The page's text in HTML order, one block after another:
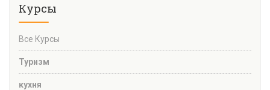
Курсы
Все Курсы
Туризм
кухня